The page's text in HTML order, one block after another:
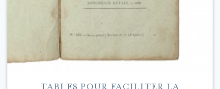
TABLES POUR FACILITER LA